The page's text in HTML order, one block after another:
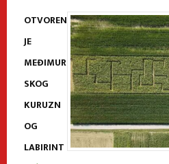
OTVOREN
JE
MEĐIMUR
SKOG
KURUZN
OG
LABIRINT